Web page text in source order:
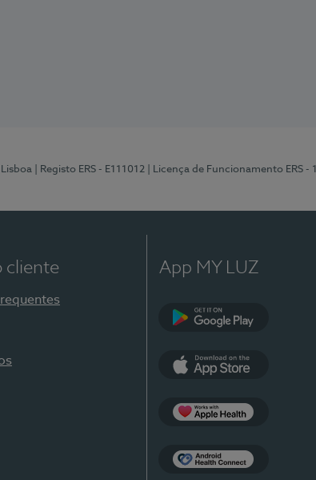
| Registo ERS - E111012 | Licença de Funcionamento ERS
cliente App MY LUZ